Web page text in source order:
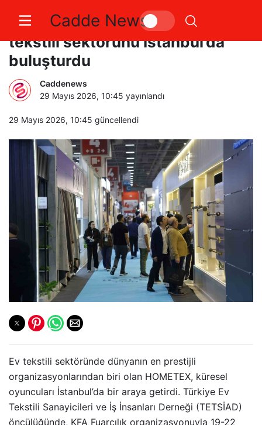
Cadde News
HOMETEX 2026, küresel ev
tekstili sektörünü İstanbul’da
buluşturdu
Caddenews
29 Mayıs 2026, 10:45 yayınlandı
29 Mayıs 2026, 10:45 güncellendi
Ev tekstili sektöründe dünyanın en prestijli
organizasyonlarından biri olan HOMETEX, küresel
oyuncuları İstanbul’da bir araya getirdi. Türkiye Ev
Tekstili Sanayicileri ve İş İnsanları Derneği (TETSİAD)
öncülüğünde, KFA Fuarcılık organizasyonuyla 19-22